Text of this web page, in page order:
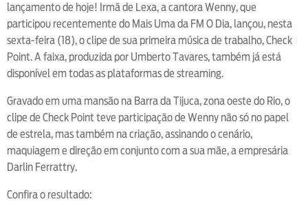
lançamento de hoje! Irmã de Lexa, a cantora Wenny, que
participou recentemente do Mais Uma da FM O Dia, lançou, nesta
sexta-feira (18), o clipe de sua primeira música de trabalho, Check
Point. A faixa, produzida por Umberto Tavares, também já está
disponível em todas as plataformas de streaming.
Gravado em uma mansão na Barra da Tijuca, zona oeste do Rio, o
clipe de Check Point teve participação de Wenny não só no papel
de estrela, mas também na criação, assinando o cenário,
maquiagem e direção em conjunto com a sua mãe, a empresária
Darlin Ferrattry.
Confira o resultado: